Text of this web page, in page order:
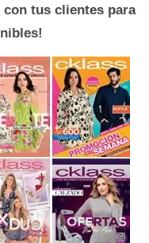
con tus clientes para